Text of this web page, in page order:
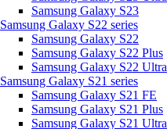
Samsung Galaxy S23
Samsung Galaxy S22 series
Samsung Galaxy S22
Samsung Galaxy S22 Plus
Samsung Galaxy S22 Ultra
Samsung Galaxy S21 series
Samsung Galaxy S21 FE
Samsung Galaxy S21 Plus
Samsung Galaxy S21 Ultra